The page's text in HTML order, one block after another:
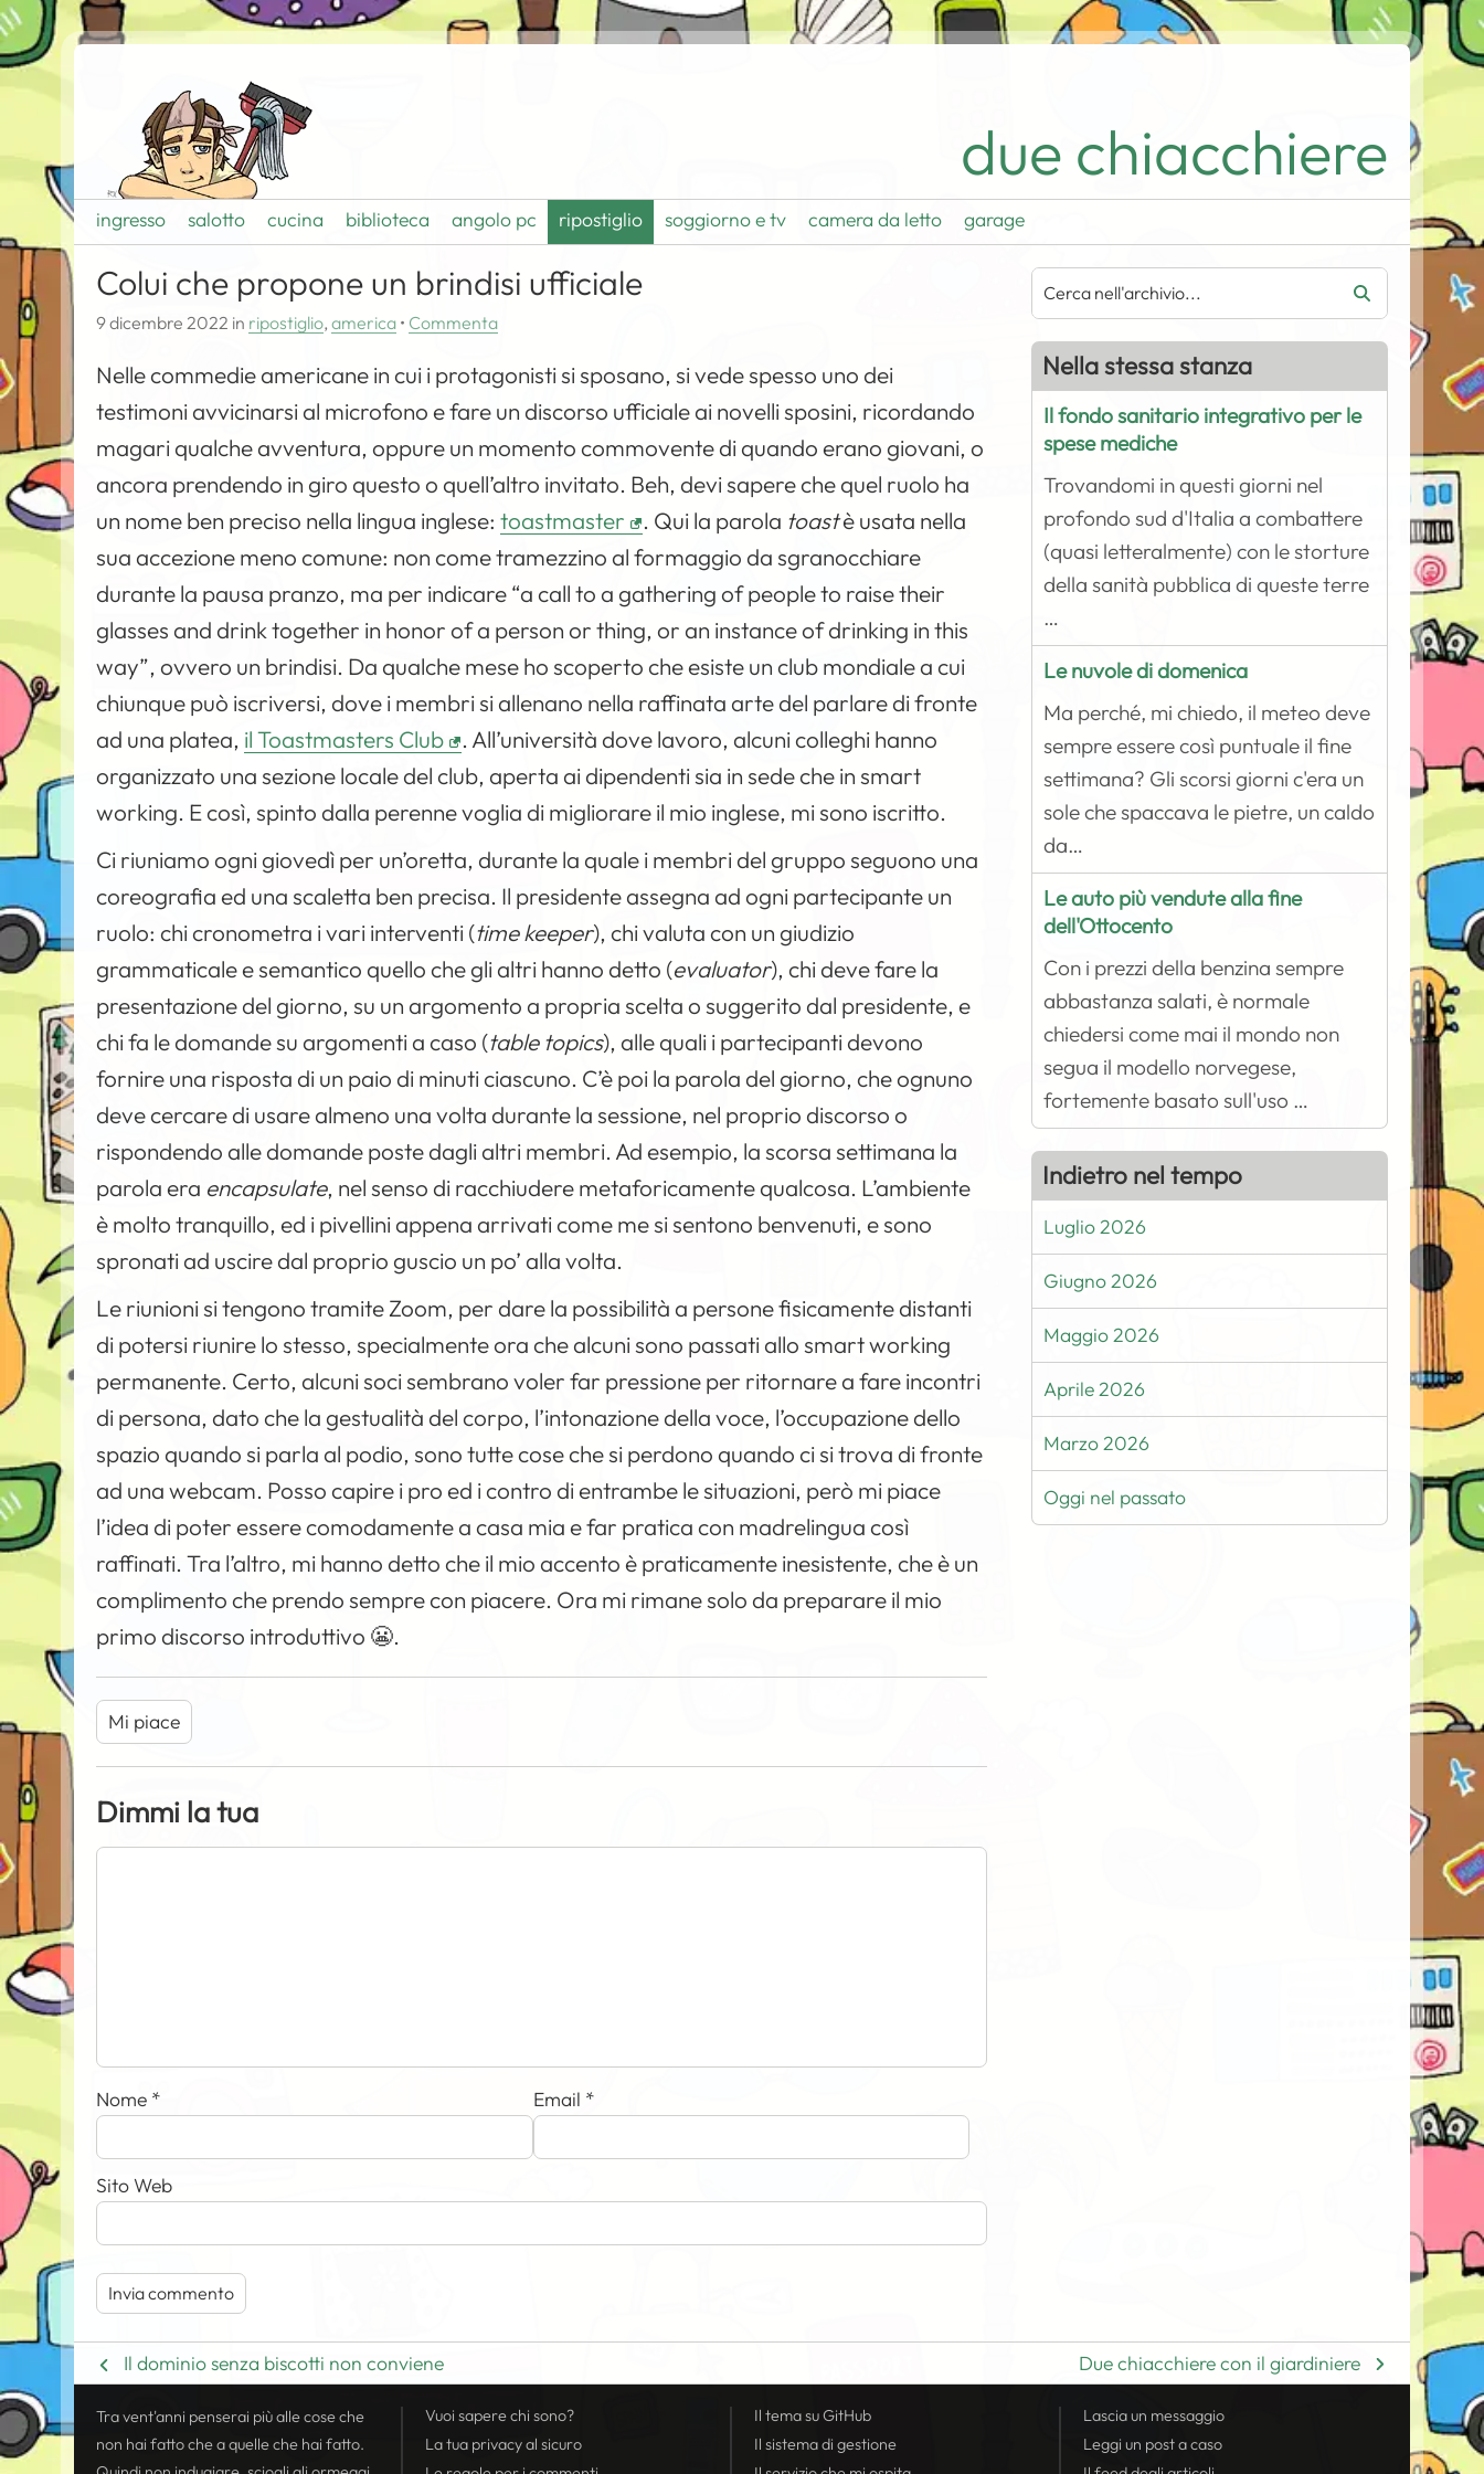
due chiacchiere
ingresso salotto cucina biblioteca angolo pc ripostiglio soggiorno e tv camera da letto garage
Colui che propone un brindisi ufficiale
9 dicembre 2022 in ripostiglio,america • Commenta
Nelle commedie americane in cui i protagonisti si sposano, si vede spesso uno dei
testimoni avvicinarsi al microfono e fare un discorso ufficiale ai novelli sposini, ricordando
magari qualche avventura, oppure un momento commovente di quando erano giovani, o
ancora prendendo in giro questo o quell’altro invitato. Beh, devi sapere che quel ruolo ha
un nome ben preciso nella lingua inglese:toastmaster . Qui la parola toastè usata nella
sua accezione meno comune: non come tramezzino al formaggio da sgranocchiare
durante la pausa pranzo, ma per indicare “a call to a gathering of people to raise their
glasses and drink together in honor of a person or thing, or an instance of drinking in this
way”, ovvero un brindisi. Da qualche mese ho scoperto che esiste un club mondiale a cui
chiunque può iscriversi, dove i membri si allenano nella raffinata arte del parlare di fronte
ad una platea, il Toastmasters Club
. All’università dove lavoro, alcuni colleghi hanno
organizzato una sezione locale del club, aperta ai dipendenti sia in sede che in smart
working. E così, spinto dalla perenne voglia di migliorare il mio inglese, mi sono iscritto.
Ci riuniamo ogni giovedì per un’oretta, durante la quale i membri del gruppo seguono una
coreografia ed una scaletta ben precisa. Il presidente assegna ad ogni partecipante un
ruolo: chi cronometra i vari interventi (time keeper), chi valuta con un giudizio
grammaticale e semantico quello che gli altri hanno detto (evaluator), chi deve fare la
presentazione del giorno, su un argomento a propria scelta o suggerito dal presidente, e
chi fa le domande su argomenti a caso (table topics), alle quali i partecipanti devono
fornire una risposta di un paio di minuti ciascuno. C’è poi la parola del giorno, che ognuno
deve cercare di usare almeno una volta durante la sessione, nel proprio discorso o
rispondendo alle domande poste dagli altri membri. Ad esempio, la scorsa settimana la
parola era encapsulate, nel senso di racchiudere metaforicamente qualcosa. L’ambiente
è molto tranquillo, ed i pivellini appena arrivati come me si sentono benvenuti, e sono
spronati ad uscire dal proprio guscio un po’ alla volta.
Le riunioni si tengono tramite Zoom, per dare la possibilità a persone fisicamente distanti
di potersi riunire lo stesso, specialmente ora che alcuni sono passati allo smart working
permanente. Certo, alcuni soci sembrano voler far pressione per ritornare a fare incontri
di persona, dato che la gestualità del corpo, l’intonazione della voce, l’occupazione dello
spazio quando si parla al podio, sono tutte cose che si perdono quando ci si trova di fronte
ad una webcam. Posso capire i pro ed i contro di entrambe le situazioni, però mi piace
l’idea di poter essere comodamente a casa mia e far pratica con madrelingua così
raffinati. Tra l’altro, mi hanno detto che il mio accento è praticamente inesistente, che è un
complimento che prendo sempre con piacere. Ora mi rimane solo da preparare il mio
primo discorso introduttivo 😬.
Mi piace
Dimmi la tua
Nome * Email *
Sito Web
Nella stessa stanza
Il fondo sanitario integrativo per le
spese mediche
Trovandomi in questi giorni nel
profondo sud d'Italia a combattere
(quasi letteralmente) con le storture
della sanità pubblica di queste terre
…
Le nuvole di domenica
Ma perché, mi chiedo, il meteo deve
sempre essere così puntuale il fine
settimana? Gli scorsi giorni c'era un
sole che spaccava le pietre, un caldo
da…
Le auto più vendute alla fine
dell'Ottocento
Con i prezzi della benzina sempre
abbastanza salati, è normale
chiedersi come mai il mondo non
segua il modello norvegese,
fortemente basato sull'uso …
Indietro nel tempo
Luglio 2026
Giugno 2026
Maggio 2026
Aprile 2026
Marzo 2026
Oggi nel passato
Il dominio senza biscotti non conviene Due chiacchiere con il giardiniere
Tra vent'anni penserai più alle cose che
non hai fatto che a quelle che hai fatto.
Vuoi sapere chi sono?
La tua privacyal sicuro
Il tema su GitHub
Il sistema di gestione
Lascia un messaggio
Leggi un post a caso